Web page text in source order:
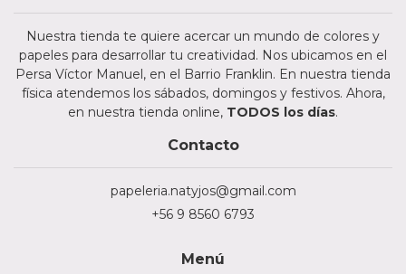
Nuestra tienda te quiere acercar un mundo de colores y
papeles para desarrollar tu creatividad. Nos ubicamos en el
Persa Víctor Manuel, en el Barrio Franklin. En nuestra tienda
física atendemos los sábados, domingos y festivos. Ahora,
en nuestra tienda online, TODOS los días.
Contacto
papeleria.natyjos@gmail.com
+56 9 8560 6793
Menú